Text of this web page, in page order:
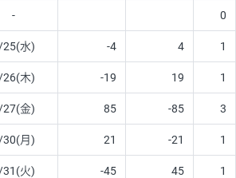
- 0
水) -4 4 1
木) -19 19 1
金) 85 -85 3
月) 21 -21 1
火) -45 45 1